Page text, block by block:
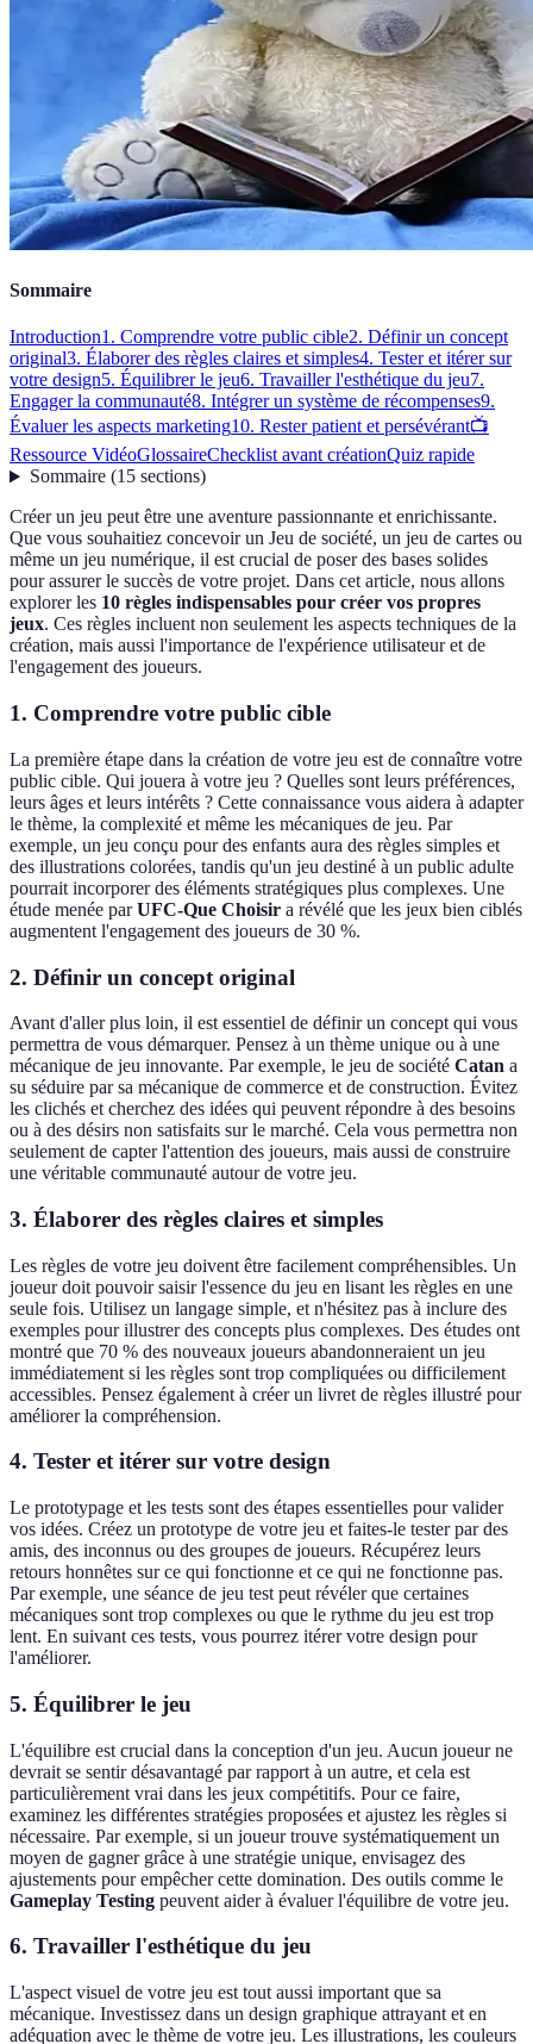
Sommaire
Introduction1. Comprendre votre public cible2. Définir un concept
original3. Élaborer des règles claires et simples4. Tester et itérer sur
votre design5. Équilibrer le jeu6. Travailler l'esthétique du jeu7.
Engager la communauté8. Intégrer un système de récompenses9.
Évaluer les aspects marketing10. Rester patient et persévérant📺
Ressource VidéoGlossaireChecklist avant créationQuiz rapide
Sommaire(15 sections)
Créer un jeu peut être une aventure passionnante et enrichissante.
Que vous souhaitiez concevoir un Jeu de société, un jeu de cartes ou
même un jeu numérique, il est crucial de poser des bases solides
pour assurer le succès de votre projet. Dans cet article, nous allons
explorer les 10 règles indispensables pour créer vos propres
jeux. Ces règles incluent non seulement les aspects techniques de la
création, mais aussi l'importance de l'expérience utilisateur et de
l'engagement des joueurs.
1. Comprendre votre public cible
La première étape dans la création de votre jeu est de connaître votre
public cible. Qui jouera à votre jeu ? Quelles sont leurs préférences,
leurs âges et leurs intérêts ? Cette connaissance vous aidera à adapter
le thème, la complexité et même les mécaniques de jeu. Par
exemple, un jeu conçu pour des enfants aura des règles simples et
des illustrations colorées, tandis qu'un jeu destiné à un public adulte
pourrait incorporer des éléments stratégiques plus complexes. Une
étude menée parUFC-Que Choisir a révélé que les jeux bien ciblés
augmentent l'engagement des joueurs de 30 %.
2. Définir un concept original
Avant d'aller plus loin, il est essentiel de définir un concept qui vous
permettra de vous démarquer. Pensez à un thème unique ou à une
mécanique de jeu innovante. Par exemple, le jeu de société Catan a
su séduire par sa mécanique de commerce et de construction. Évitez
les clichés et cherchez des idées qui peuvent répondre à des besoins
ou à des désirs non satisfaits sur le marché. Cela vous permettra non
seulement de capter l'attention des joueurs, mais aussi de construire
une véritable communauté autour de votre jeu.
3. Élaborer des règles claires et simples
Les règles de votre jeu doivent être facilement compréhensibles. Un
joueur doit pouvoir saisir l'essence du jeu en lisant les règles en une
seule fois. Utilisez un langage simple, et n'hésitez pas à inclure des
exemples pour illustrer des concepts plus complexes. Des études ont
montré que 70 % des nouveaux joueurs abandonneraient un jeu
immédiatement si les règles sont trop compliquées ou difficilement
accessibles. Pensez également à créer un livret de règles illustré pour
améliorer la compréhension.
4. Tester et itérer sur votre design
Le prototypage et les tests sont des étapes essentielles pour valider
vos idées. Créez un prototype de votre jeu et faites-le tester par des
amis, des inconnus ou des groupes de joueurs. Récupérez leurs
retours honnêtes sur ce qui fonctionne et ce qui ne fonctionne pas.
Par exemple, une séance de jeu test peut révéler que certaines
mécaniques sont trop complexes ou que le rythme du jeu est trop
lent. En suivant ces tests, vous pourrez itérer votre design pour
l'améliorer.
5. Équilibrer le jeu
L'équilibre est crucial dans la conception d'un jeu. Aucun joueur ne
devrait se sentir désavantagé par rapport à un autre, et cela est
particulièrement vrai dans les jeux compétitifs. Pour ce faire,
examinez les différentes stratégies proposées et ajustez les règles si
nécessaire. Par exemple, si un joueur trouve systématiquement un
moyen de gagner grâce à une stratégie unique, envisagez des
ajustements pour empêcher cette domination. Des outils comme le
Gameplay Testing peuvent aider à évaluer l'équilibre de votre jeu.
6. Travailler l'esthétique du jeu
L'aspect visuel de votre jeu est tout aussi important que sa
mécanique. Investissez dans un design graphique attrayant et en
adéquation avec le thème de votre jeu. Les illustrations, les couleurs